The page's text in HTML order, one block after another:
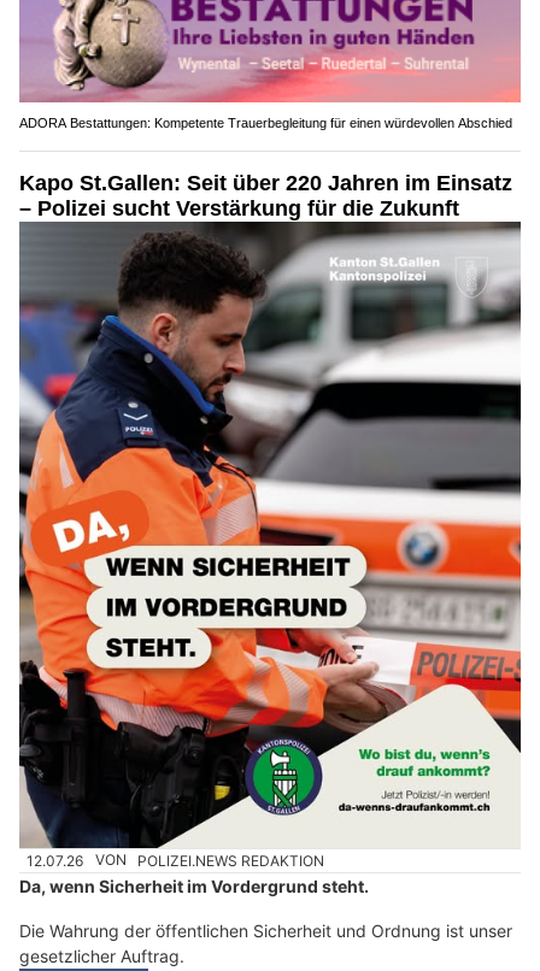
ADORA Bestattungen: Kompetente Trauerbegleitung für einen würdevollen Abschied
Kapo St.Gallen: Seit über 220 Jahren im Einsatz
– Polizei sucht Verstärkung für die Zukunft
12.07.26 VON POLIZEI.NEWS REDAKTION
Da, wenn Sicherheit im Vordergrund steht.
Die Wahrung der öffentlichen Sicherheit und Ordnung ist unser
gesetzlicher Auftrag.